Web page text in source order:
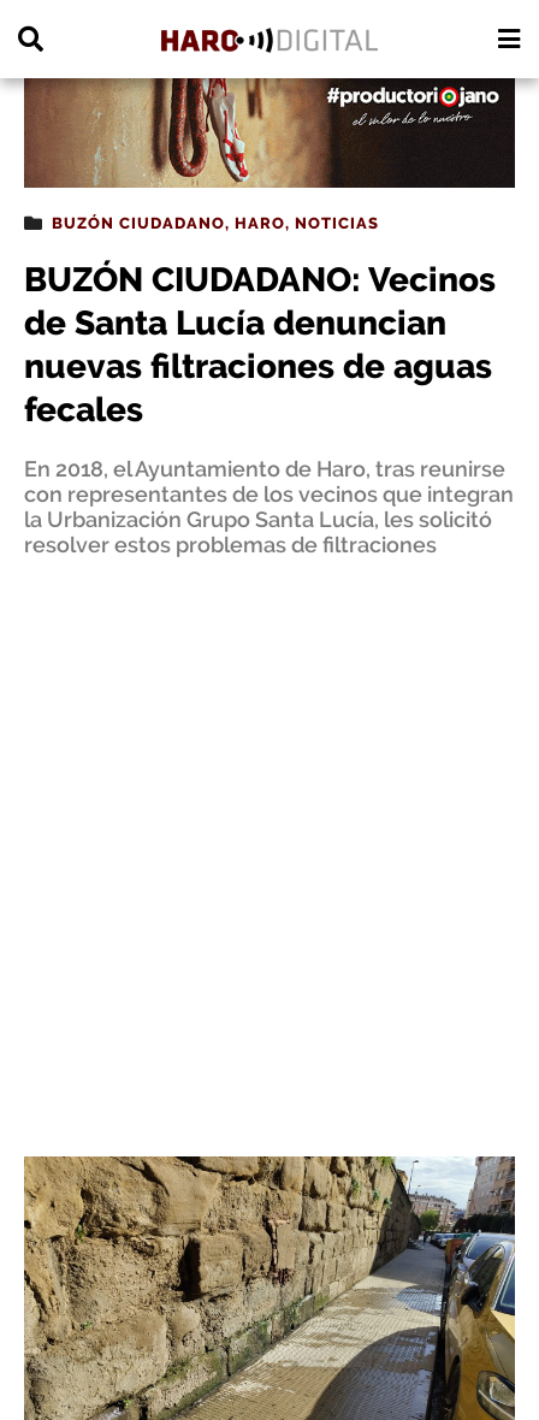
BUZÓN CIUDADANO, HARO, NOTICIAS
BUZÓN CIUDADANO: Vecinos
de Santa Lucía denuncian
nuevas filtraciones de aguas
fecales
En 2018, el Ayuntamiento de Haro, tras reunirse
con representantes de los vecinos que integran
la Urbanización Grupo Santa Lucía, les solicitó
resolver estos problemas de filtraciones